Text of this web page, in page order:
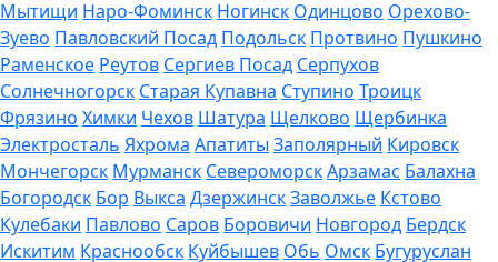
Мытищи Наро-Фоминск Ногинск Одинцово Орехово-
Зуево Павловский Посад Подольск Протвино Пушкино
Раменское Реутов Сергиев Посад Серпухов
Солнечногорск Старая Купавна Ступино Троицк
Фрязино Химки Чехов Шатура Щелково Щербинка
Электросталь Яхрома Апатиты Заполярный Кировск
Мончегорск Мурманск СевероморскАрзамас Балахна
Богородск Бор Выкса ДзержинскЗаволжье Кстово
Кулебаки Павлово Саров Боровичи Новгород Бердск
Искитим Краснообск Куйбышев Обь Омск Бугуруслан